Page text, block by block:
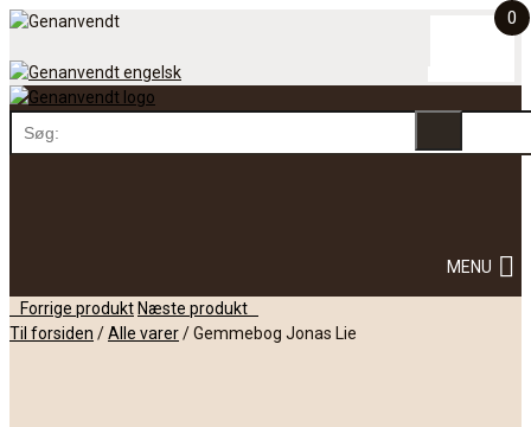
Skip
content
0
content
MENU
Post
navigation
Forrige produkt Næste produkt
Til forsiden /Alle varer/Gemmebog Jonas Lie